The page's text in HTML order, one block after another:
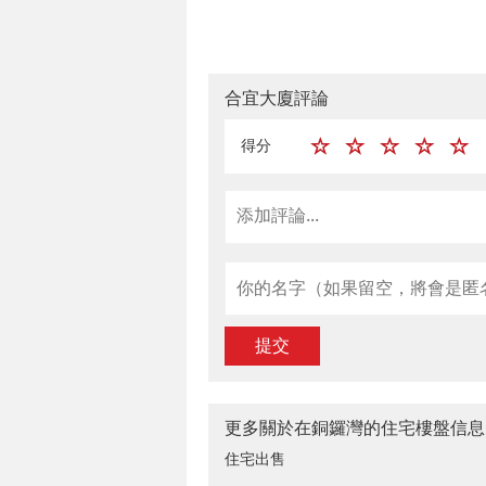
合宜大廈評論
得分
提交
更多關於在銅鑼灣的住宅樓盤信息
住宅出售